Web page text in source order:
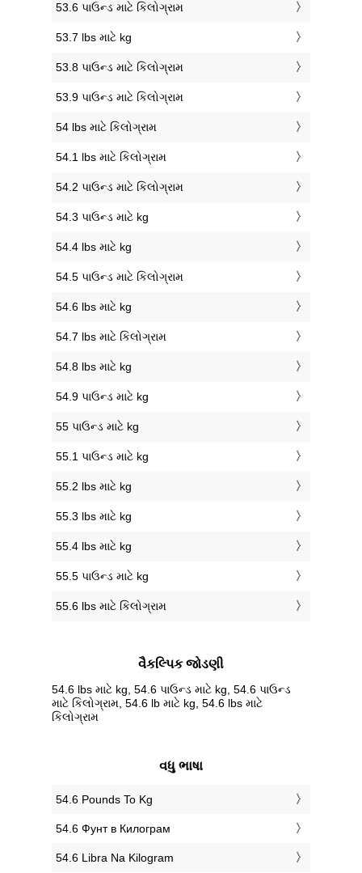
53.6 પાઉન્ડ માટે કિલોગ્રામ
53.7 lbs માટે kg
53.8 પાઉન્ડ માટે કિલોગ્રામ
53.9 પાઉન્ડ માટે કિલોગ્રામ
54 lbs માટે કિલોગ્રામ
54.1 lbs માટે કિલોગ્રામ
54.2 પાઉન્ડ માટે કિલોગ્રામ
54.3 પાઉન્ડ માટે kg
54.4 lbs માટે kg
54.5 પાઉન્ડ માટે કિલોગ્રામ
54.6 lbs માટે kg
54.7 lbs માટે કિલોગ્રામ
54.8 lbs માટે kg
54.9 પાઉન્ડ માટે kg
55 પાઉન્ડ માટે kg
55.1 પાઉન્ડ માટે kg
55.2 lbs માટે kg
55.3 lbs માટે kg
55.4 lbs માટે kg
55.5 પાઉન્ડ માટે kg
55.6 lbs માટે કિલોગ્રામ
વૈકલ્પિક જોડણી
54.6 lbs માટે kg, 54.6 પાઉન્ડ માટે kg, 54.6 પાઉન્ડ
માટે કિલોગ્રામ, 54.6 lb માટે kg, 54.6 lbs માટે
કિલોગ્રામ
વધુ ભાષા
‎54.6 Pounds To Kg
‎54.6 Фунт в Килограм
‎54.6 Libra Na Kilogram